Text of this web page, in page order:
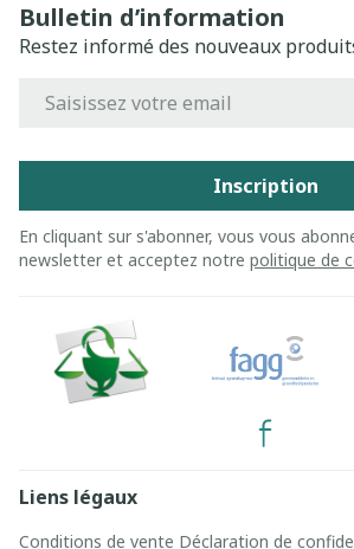
Bulletin d’information
Restez informé des nouveaux
Inscription
En cliquant sur s'abonner, vous vous
newsletter et acceptez notre politique de
Liens légaux
Conditions de vente Déclaration de